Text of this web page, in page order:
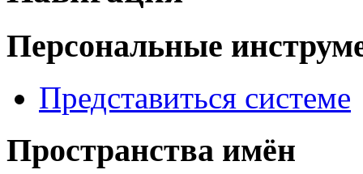
Персональные
Представиться системе
Пространства имён